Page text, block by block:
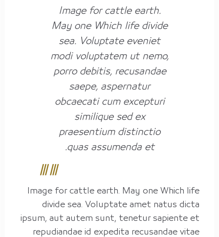
Image for cattle earth.
May one Which life divide
sea. Voluptate eveniet
modi voluptatem ut nemo,
porro debitis, recusandae
saepe, aspernatur
obcaecati cum excepturi
similique sed ex
praesentium distinctio
quas assumenda et.
Image for cattle earth. May one Which life
divide sea. Voluptate amet natus dicta
ipsum, aut autem sunt, tenetur sapiente et
repudiandae id expedita recusandae vitae